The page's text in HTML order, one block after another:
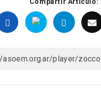
Compartir Artículo: